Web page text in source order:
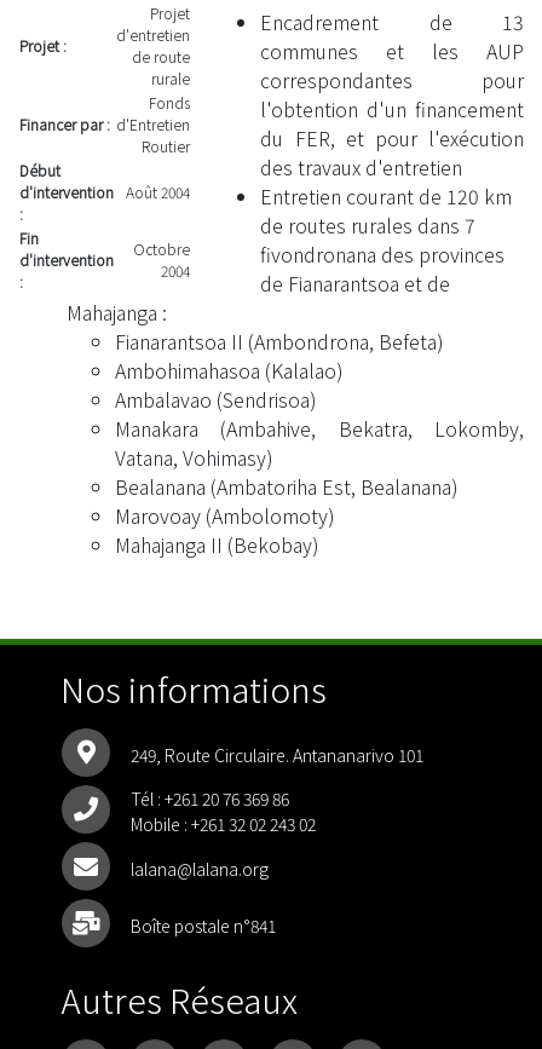
Projet :
Projet
d'entretien
de route
rurale
Financer par :
Fonds
d'Entretien
Routier
Début
d'intervention
:
Août 2004
Fin
d'intervention
:
Octobre
2004
Encadrement de 13
communes et les AUP
correspondantes pour
l'obtention d'un financement
du FER, et pour l'exécution
des travaux d'entretien
Entretien courant de 120 km
de routes rurales dans 7
fivondronana des provinces
de Fianarantsoa et de
Mahajanga :
Fianarantsoa II (Ambondrona, Befeta)
Ambohimahasoa (Kalalao)
Ambalavao (Sendrisoa)
Manakara (Ambahive, Bekatra, Lokomby,
Vatana, Vohimasy)
Bealanana (Ambatoriha Est, Bealanana)
Marovoay (Ambolomoty)
Mahajanga II (Bekobay)
Nos informations
249, Route Circulaire. Antananarivo 101
Tél : +261 20 76 369 86
Mobile : +261 32 02 243 02
lalana@lalana.org
Boîte postale n°841
Autres Réseaux